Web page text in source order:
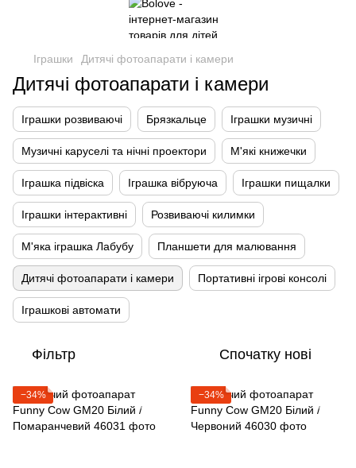
Іграшки Дитячі фотоапарати і камери
Дитячі фотоапарати і камери
Іграшки розвиваючі Брязкальце Іграшки музичні
Музичні каруселі та нічні проектори М'які книжечки
Іграшка підвіска Іграшка вібруюча Іграшки пищалки
Іграшки інтерактивні Розвиваючі килимки
М'яка іграшка Лабубу Планшети для малювання
Дитячі фотоапарати і камери Портативні ігрові консолі
Іграшкові автомати
Фільтр Спочатку нові
−34% −34%